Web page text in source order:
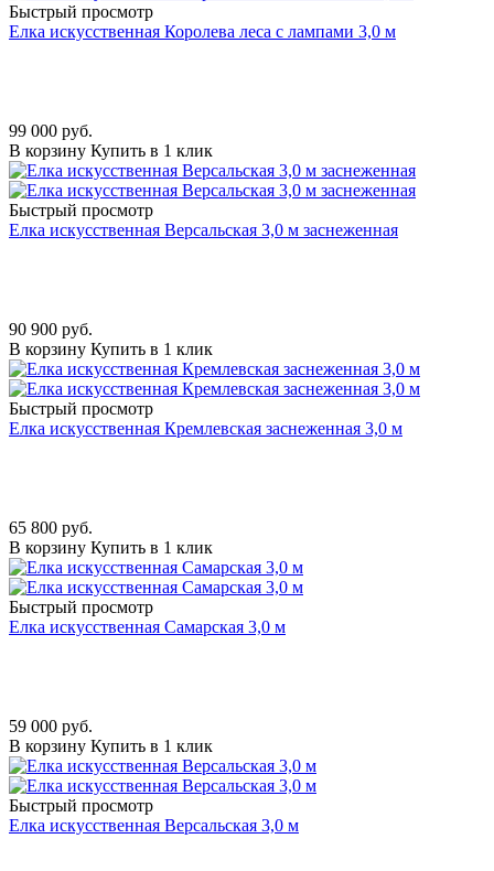
Быстрый просмотр
Елка искусственная Королева леса с лампами 3,0 м
99 000 руб.
В корзину Купить в 1 клик
Быстрый просмотр
Елка искусственная Версальская 3,0 м заснеженная
90 900 руб.
В корзину Купить в 1 клик
Быстрый просмотр
Елка искусственная Кремлевская заснеженная 3,0 м
65 800 руб.
В корзину Купить в 1 клик
Быстрый просмотр
Елка искусственная Самарская 3,0 м
59 000 руб.
В корзину Купить в 1 клик
Быстрый просмотр
Елка искусственная Версальская 3,0 м